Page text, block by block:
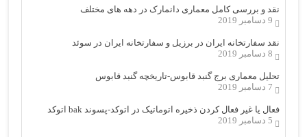
نقد و بررسی کامل معماری دانمارک در دهه های مختلف
9 دسامبر 2019
نقد سفارتخانه ایران در برزیل و سفارتخانه ایران در سوئد
8 دسامبر 2019
تحلیل معماری برج گنبد قابوس-تاریخچه گنبد قابوس
7 دسامبر 2019
فعال یا غیر فعال کردن ذخیره اتوماتیک در اتوکد-پسوند bak اتوکد
5 دسامبر 2019